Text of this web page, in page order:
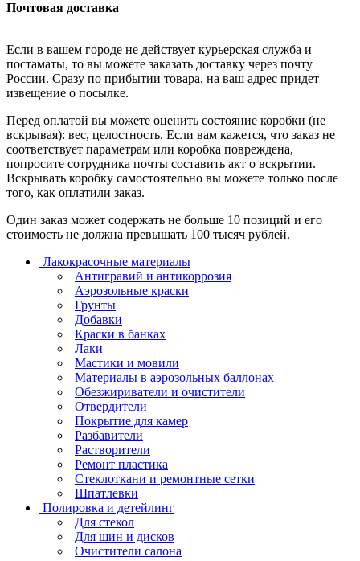
Почтовая доставка
Если в вашем городе не действует курьерская служба и
постаматы, то вы можете заказать доставку через почту
России. Сразу по прибытии товара, на ваш адрес придет
извещение о посылке.
Перед оплатой вы можете оценить состояние коробки (не
вскрывая): вес, целостность. Если вам кажется, что заказ не
соответствует параметрам или коробка повреждена,
попросите сотрудника почты составить акт о вскрытии.
Вскрывать коробку самостоятельно вы можете только после
того, как оплатили заказ.
Один заказ может содержать не больше 10 позиций и его
стоимость не должна превышать 100 тысяч рублей.
Лакокрасочные материалы
Антигравий и антикоррозия
Аэрозольные краски
Грунты
Добавки
Краски в банках
Лаки
Мастики и мовили
Материалы в аэрозольных баллонах
Обезжириватели и очистители
Отвердители
Покрытие для камер
Разбавители
Растворители
Ремонт пластика
Стеклоткани и ремонтные сетки
Шпатлевки
Полировка и детейлинг
Для стекол
Для шин и дисков
Очистители салона